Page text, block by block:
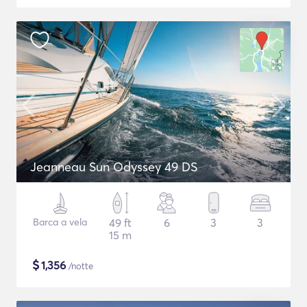
Jeanneau Sun Odyssey 49 DS
Barca a vela
49 ft
15 m
6 3 3
$1,356 /notte